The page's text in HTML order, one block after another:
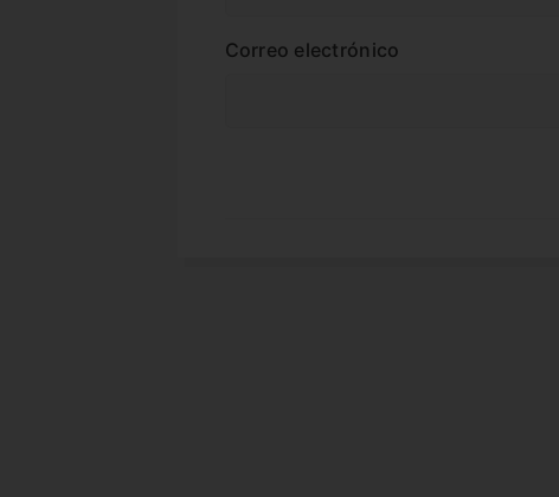
Correo electrónico